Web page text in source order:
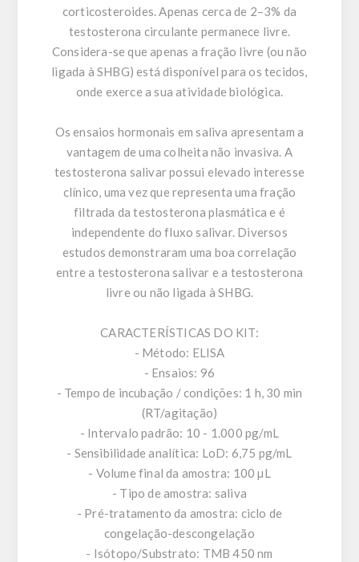
corticosteroides. Apenas cerca de 2–3% da
testosterona circulante permanece livre.
Considera-se que apenas a fração livre (ou não
ligada à SHBG) está disponível para os tecidos,
onde exerce a sua atividade biológica.
Os ensaios hormonais em saliva apresentam a
vantagem de uma colheita não invasiva. A
testosterona salivar possui elevado interesse
clínico, uma vez que representa uma fração
filtrada da testosterona plasmática e é
independente do fluxo salivar. Diversos
estudos demonstraram uma boa correlação
entre a testosterona salivar e a testosterona
livre ou não ligada à SHBG.
CARACTERÍSTICAS DO KIT:
- Método: ELISA
- Ensaios: 96
- Tempo de incubação / condições: 1 h, 30 min
(RT/agitação)
- Intervalo padrão: 10 - 1.000 pg/mL
- Sensibilidade analítica: LoD: 6,75 pg/mL
- Volume final da amostra: 100 µL
- Tipo de amostra: saliva
- Pré-tratamento da amostra: ciclo de
congelação-descongelação
- Isótopo/Substrato: TMB 450 nm